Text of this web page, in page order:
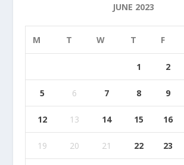
JUNE 2023
M T W T F
1 2
5 6 7 8 9
12 13 14 15 16
19 20 21 22 23